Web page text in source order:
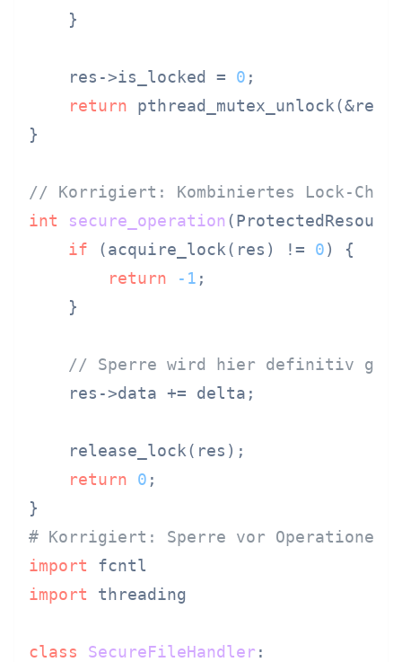
    }
    res->is_locked =
0 ;
return
}
// Korrigiert: Kombiniertes Lock-
int
secure_operation
if (acquire_lock(res) != 0) {
return
-1 ;
    }
// Sperre wird hier definitiv
    res->data += delta;
    release_lock(res);
return
0 ;
# Korrigiert: Sperre vor Operationen
import
import threading
class SecureFileHandler :